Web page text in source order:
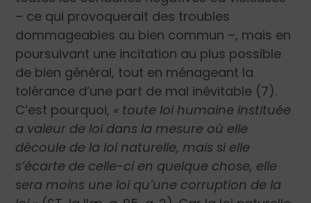
– ce qui provoquerait des troubles
dommageables au bien commun –, mais en
poursuivant une incitation au plus possible
de bien général, tout en ménageant la
tolérance d’une part de mal inévitable (7).
C’est pourquoi, « toute loi humaine instituée
a valeur de loi dans la mesure où elle
découle de la loi naturelle, mais si elle
s’écarte de celle-ci en quelque chose, elle
sera moins une loi qu’une corruption de la